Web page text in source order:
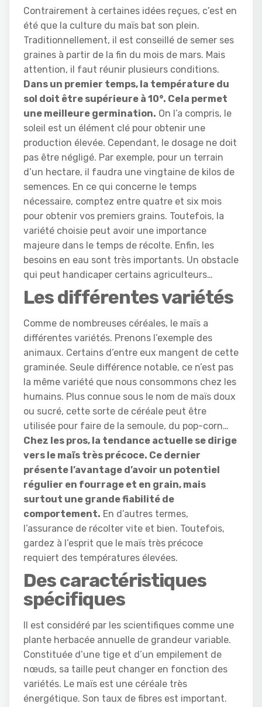
Contrairement à certaines idées reçues, c’est en
été que la culture du maïs bat son plein.
Traditionnellement, il est conseillé de semer ses
graines à partir de la fin du mois de mars. Mais
attention, il faut réunir plusieurs conditions.
Dans un premier temps, la température du
sol doit être supérieure à 10°. Cela permet
une meilleure germination. On l’a compris, le
soleil est un élément clé pour obtenir une
production élevée. Cependant, le dosage ne doit
pas être négligé. Par exemple, pour un terrain
d’un hectare, il faudra une vingtaine de kilos de
semences. En ce qui concerne le temps
nécessaire, comptez entre quatre et six mois
pour obtenir vos premiers grains. Toutefois, la
variété choisie peut avoir une importance
majeure dans le temps de récolte. Enfin, les
besoins en eau sont très importants. Un obstacle
qui peut handicaper certains agriculteurs…
Les différentes variétés
Comme de nombreuses céréales, le maïs a
différentes variétés. Prenons l’exemple des
animaux. Certains d’entre eux mangent de cette
graminée. Seule différence notable, ce n’est pas
la même variété que nous consommons chez les
humains. Plus connue sous le nom de maïs doux
ou sucré, cette sorte de céréale peut être
utilisée pour faire de la semoule, du pop-corn…
Chez les pros, la tendance actuelle se dirige
vers le maïs très précoce. Ce dernier
présente l’avantage d’avoir un potentiel
régulier en fourrage et en grain, mais
surtout une grande fiabilité de
comportement. En d’autres termes,
l’assurance de récolter vite et bien. Toutefois,
gardez à l’esprit que le maïs très précoce
requiert des températures élevées.
Des caractéristiques
spécifiques
Il est considéré par les scientifiques comme une
plante herbacée annuelle de grandeur variable.
Constituée d’une tige et d’un empilement de
nœuds, sa taille peut changer en fonction des
variétés. Le maïs est une céréale très
énergétique. Son taux de fibres est important.